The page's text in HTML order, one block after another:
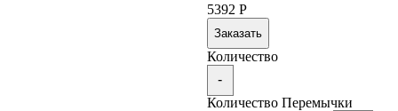
5392 Р
Заказать
Количество
-
Количество Перемычки